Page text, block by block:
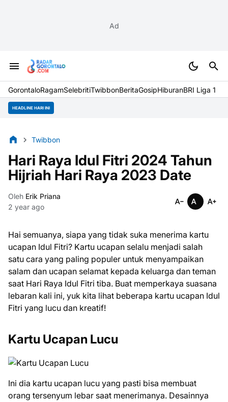
Ad
GorontaloRagamSelebritiTwibbonBeritaGosipHiburanBRI Liga 1
HEADLINE HARI INI
Twibbon
Hari Raya Idul Fitri 2024 Tahun
Hijriah Hari Raya 2023 Date
Oleh Erik Priana
2 year ago
Hai semuanya, siapa yang tidak suka menerima kartu
ucapan Idul Fitri? Kartu ucapan selalu menjadi salah
satu cara yang paling populer untuk menyampaikan
salam dan ucapan selamat kepada keluarga dan teman
saat Hari Raya Idul Fitri tiba. Buat memperkaya suasana
lebaran kali ini, yuk kita lihat beberapa kartu ucapan Idul
Fitri yang lucu dan kreatif!
Kartu Ucapan Lucu
Ini dia kartu ucapan lucu yang pasti bisa membuat
orang tersenyum lebar saat menerimanya. Desainnya